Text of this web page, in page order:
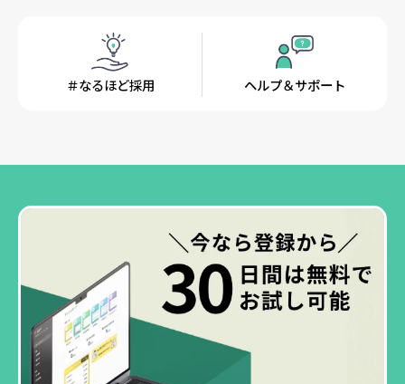
＃なるほど採用 ヘルプ＆サポート